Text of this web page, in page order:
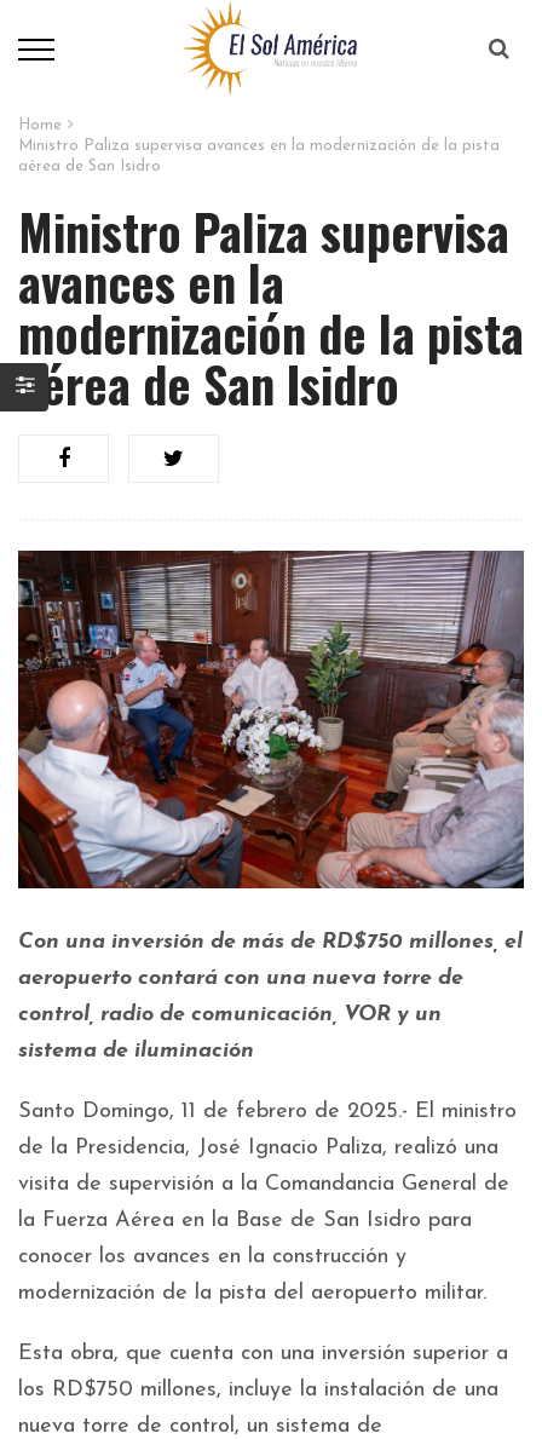
Home
Ministro Paliza supervisa avances en la modernización de la pista
aérea de San Isidro
Ministro Paliza supervisa
avances en la
modernización de la pista
aérea de San Isidro
Con una inversión de más de RD$750 millones, el
aeropuerto contará con una nueva torre de
control, radio de comunicación, VOR y un
sistema de iluminación
Santo Domingo, 11 de febrero de 2025.- El ministro
de la Presidencia, José Ignacio Paliza, realizó una
visita de supervisión a la Comandancia General de
la Fuerza Aérea en la Base de San Isidro para
conocer los avances en la construcción y
modernización de la pista del aeropuerto militar.
Esta obra, que cuenta con una inversión superior a
los RD$750 millones, incluye la instalación de una
nueva torre de control, un sistema de